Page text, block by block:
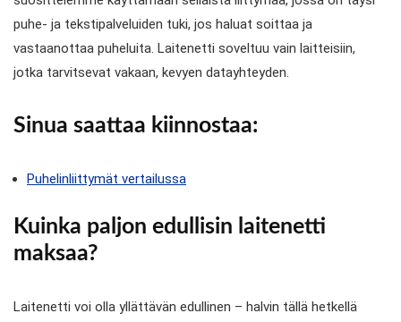
puhe- ja tekstipalveluiden tuki, jos haluat soittaa ja
vastaanottaa puheluita. Laitenetti soveltuu vain laitteisiin,
jotka tarvitsevat vakaan, kevyen datayhteyden.
Sinua saattaa kiinnostaa:
Puhelinliittymät vertailussa
Kuinka paljon edullisin laitenetti
maksaa?
Laitenetti voi olla yllättävän edullinen – halvin tällä hetkellä